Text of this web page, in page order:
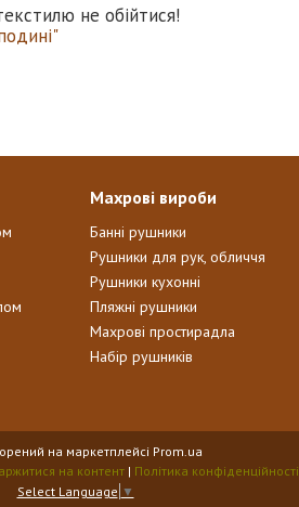
не обійтися!
Махрові вироби
Банні рушники
Рушники для рук, обличчя
Рушники кухонні
Пляжні рушники
Махрові простирадла
Набір рушників
на маркетплейсі Prom.ua
на контент | Політика конфіденційності
Select Language ▼